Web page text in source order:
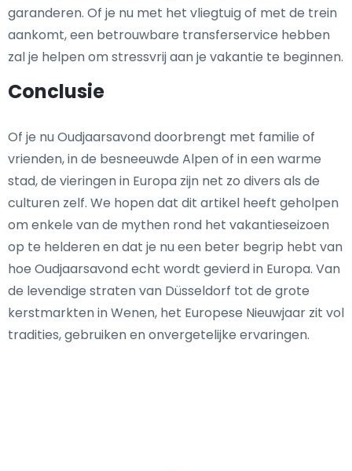
garanderen. Of je nu met het vliegtuig of met de trein
aankomt, een betrouwbare transferservice hebben
zal je helpen om stressvrij aan je vakantie te beginnen.
Conclusie
Of je nu Oudjaarsavond doorbrengt met familie of
vrienden, in de besneeuwde Alpen of in een warme
stad, de vieringen in Europa zijn net zo divers als de
culturen zelf. We hopen dat dit artikel heeft geholpen
om enkele van de mythen rond het vakantieseizoen
op te helderen en dat je nu een beter begrip hebt van
hoe Oudjaarsavond echt wordt gevierd in Europa. Van
de levendige straten van Düsseldorf tot de grote
kerstmarkten in Wenen, het Europese Nieuwjaar zit vol
tradities, gebruiken en onvergetelijke ervaringen.